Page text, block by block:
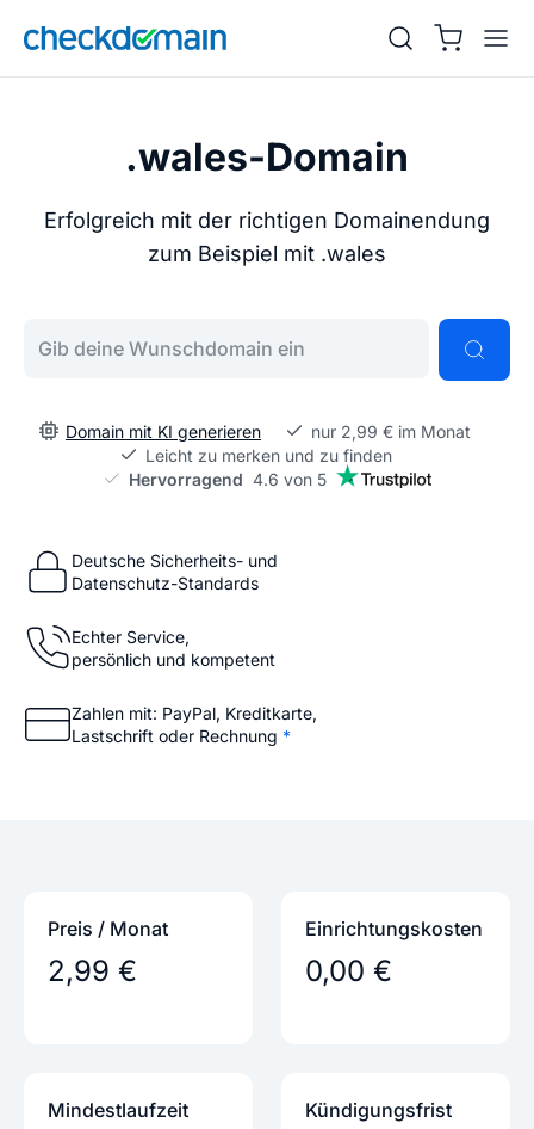
.wales-Domain
Erfolgreich mit der richtigen Domainendung
zum Beispiel mit .wales
Domain mit KI generieren
nur 2,99 € im Monat
Leicht zu merken und zu finden
Hervorragend 4.6 von 5
Deutsche Sicherheits- und
Datenschutz-Standards
Echter Service,
persönlich und kompetent
Zahlen mit: PayPal, Kreditkarte,
Lastschrift oder Rechnung *
Preis / Monat
2,99 €
Einrichtungs­kosten
0,00 €
Mindestlaufzeit Kündigungs­frist